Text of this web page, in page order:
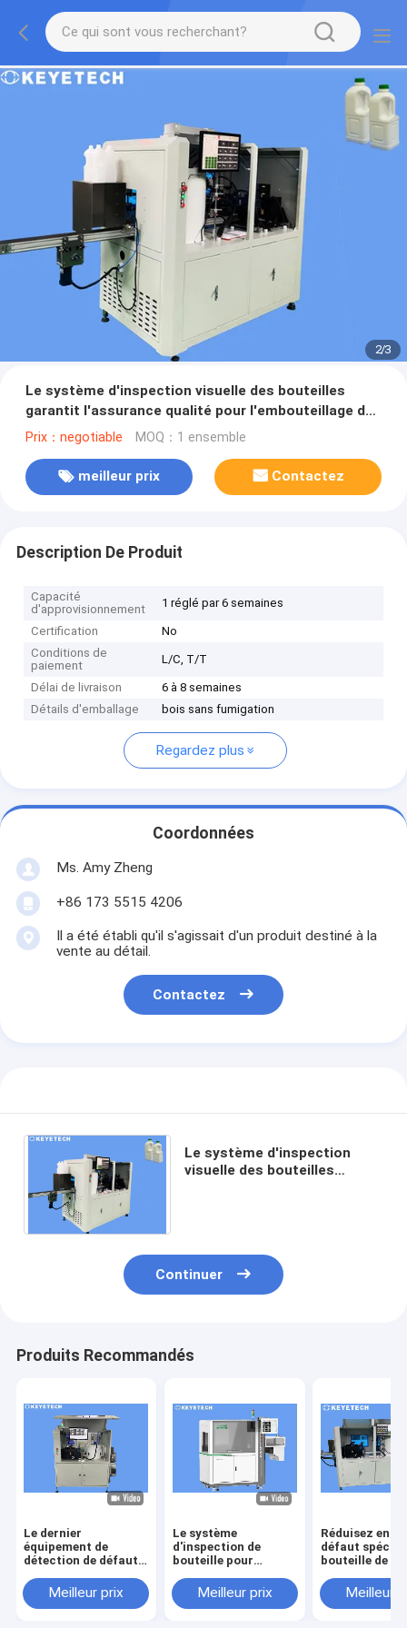
2/3
Le système d'inspection visuelle des bouteilles
garantit l'assurance qualité pour l'embouteillage du
lait
Prix：negotiable MOQ：1 ensemble
meilleur prix Contactez
Description De Produit
Capacité
d'approvisionnement
1 réglé par 6 semaines
Certification
No
Conditions de
paiement
L/C, T/T
Délai de livraison
6 à 8 semaines
Détails d'emballage
bois sans fumigation
Regardez plus
Coordonnées
Ms. Amy Zheng
+86 173 5515 4206
Il a été établi qu'il s'agissait d'un produit destiné à la
vente au détail.
Contactez
Le système d'inspection
visuelle des bouteilles
Continuer
Produits Recommandés
Le dernier
équipement de
détection de défaut
basé sur un
algorithme Al
Meilleur prix
Le système
d'inspection de
bouteille pour
lait par OEM
minuscule acceptent
Meilleur prix
Réduisez en
défaut spécial
bouteille de
l'équipement
garantie de 1
Meilleur